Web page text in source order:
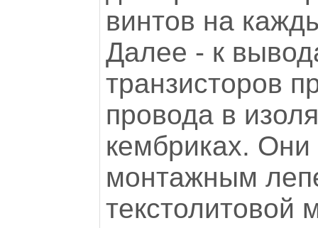
винтов на
Далее - к
транзисторов
провода в
кембриках.
монтажным
текстолитовой